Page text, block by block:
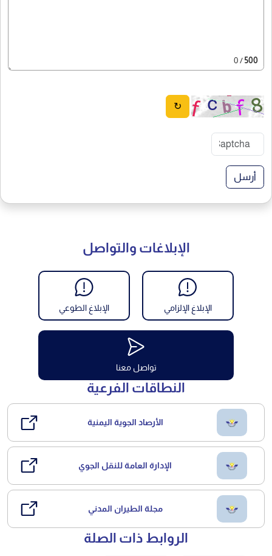
500
/ 0
↻
أرسل
الإبلاغات والتواصل
الإبلاغ الإلزامي الإبلاغ الطوعي
تواصل معنا
النطاقات الفرعية
الأرصاد الجوية اليمنية
الإدارة العامة للنقل الجوي
مجلة الطيران المدني
الروابط ذات الصلة